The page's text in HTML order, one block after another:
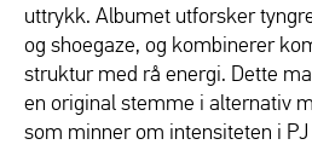
uttrykk. Albumet utforsker
og shoegaze, og kombinerer
struktur med rå energi. Dette
en original stemme i alternativ
som minner om intensiteten i